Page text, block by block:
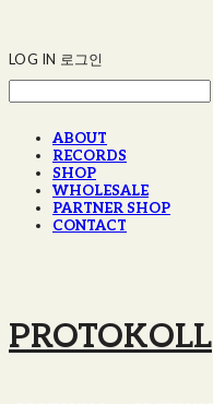
LOG IN 로그인
ABOUT
RECORDS
SHOP
WHOLESALE
PARTNER SHOP
CONTACT
PROTOKOLL